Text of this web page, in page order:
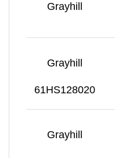
Grayhill
Grayhill
61HS128020
Grayhill